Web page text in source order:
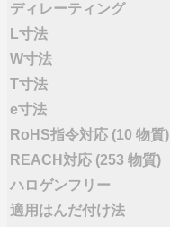
ディレーティング
L寸法
W寸法
T寸法
e寸法
RoHS指令対応 (10 物質)
REACH対応 (253 物質)
ハロゲンフリー
適用はんだ付け法